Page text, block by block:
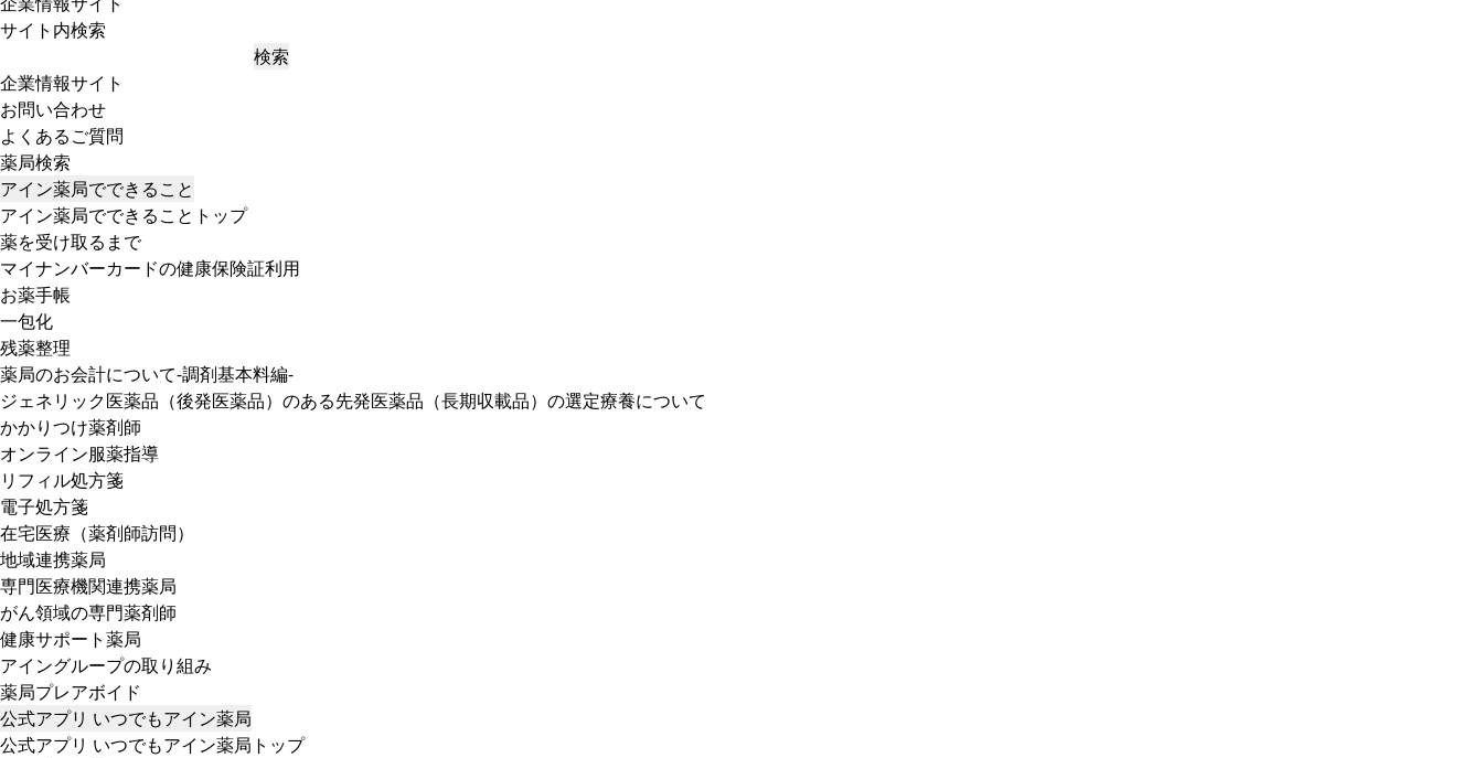
サイト内検索
検索
企業情報サイト
お問い合わせ
よくあるご質問
薬局検索
アイン薬局でできること
アイン薬局でできることトップ
薬を受け取るまで
マイナンバーカードの健康保険証利用
お薬手帳
一包化
残薬整理
薬局のお会計について-調剤基本料編-
ジェネリック医薬品（後発医薬品）のある先発医薬品（長期収載品）の選定療養について
かかりつけ薬剤師
オンライン服薬指導
リフィル処方箋
電子処方箋
在宅医療（薬剤師訪問）
地域連携薬局
専門医療機関連携薬局
がん領域の専門薬剤師
健康サポート薬局
アイングループの取り組み
薬局プレアボイド
公式アプリ いつでもアイン薬局
公式アプリ いつでもアイン薬局トップ